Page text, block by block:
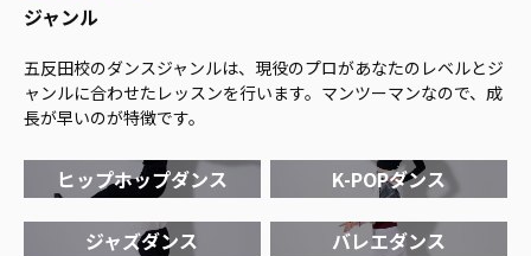
ジャンル
五反田校のダンスジャンルは、現役のプロがあなたのレベルとジ
ャンルに合わせたレッスンを行います。マンツーマンなので、成
長が早いのが特徴です。
ヒップホップダンス K-POPダンス
ジャズダンス バレエダンス